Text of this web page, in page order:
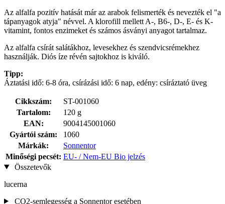
Az alfalfa pozitív hatását már az arabok felismerték és nevezték el "a
tápanyagok atyja" névvel. A klorofill mellett A-, B6-, D-, E- és K-
vitamint, fontos enzimeket és számos ásványi anyagot tartalmaz.
Az alfalfa csírát salátákhoz, levesekhez és szendvicsrémekhez
használják. Diós íze révén sajtokhoz is kiváló.
Tipp:
Áztatási idő: 6-8 óra, csírázási idő: 6 nap, edény: csíráztató üveg
Cikkszám:
ST-001060
Tartalom:
120 g
EAN:
9004145001060
Gyártói szám:
1060
Márkák:
Sonnentor
Minőségi pecsét: EU- / Nem-EU Bio jelzés
Összetevők
lucerna
CO2-semlegesség a Sonnentor esetében